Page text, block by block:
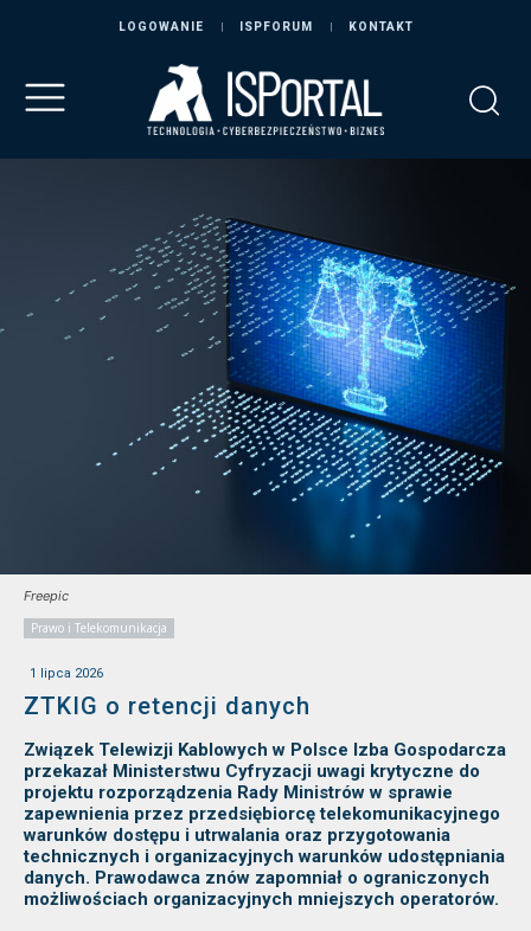
LOGOWANIE ISPFORUM KONTAKT
Freepic
Prawo i Telekomunikacja
1 lipca 2026
ZTKIG o retencji danych
Związek Telewizji Kablowych w Polsce Izba Gospodarcza
przekazał Ministerstwu Cyfryzacji uwagi krytyczne do
projektu rozporządzenia Rady Ministrów w sprawie
zapewnienia przez przedsiębiorcę telekomunikacyjnego
warunków dostępu i utrwalania oraz przygotowania
technicznych i organizacyjnych warunków udostępniania
danych. Prawodawca znów zapomniał o ograniczonych
możliwościach organizacyjnych mniejszych operatorów.